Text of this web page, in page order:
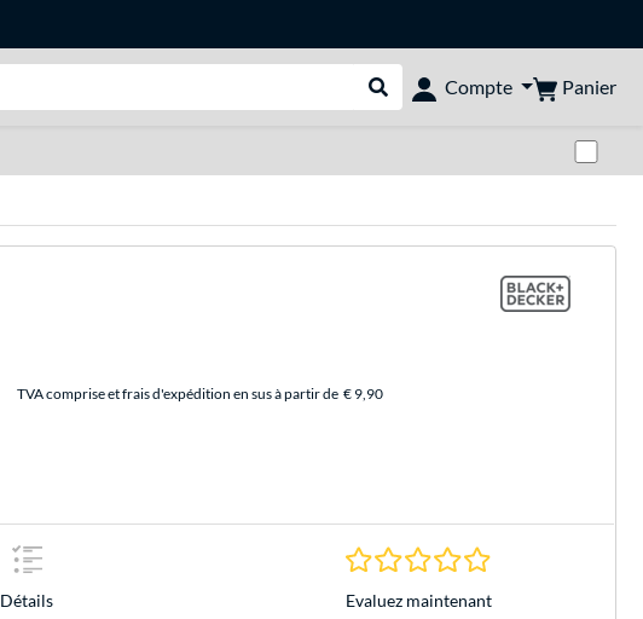
Rechercher dans le shop
Compte Panier
TVA comprise et frais d'expédition en sus à partir de € 9,90
Détails
0.0 Étoiles à 0
Evaluez maintenant